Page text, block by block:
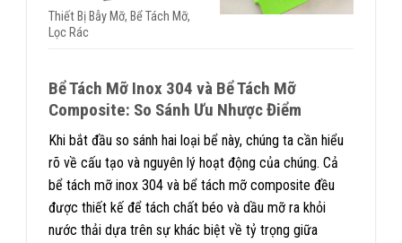
Thiết Bị Bẫy Mỡ, Bể Tách Mỡ,
Lọc Rác
Bể Tách Mỡ Inox 304 và Bể Tách Mỡ
Composite: So Sánh Ưu Nhược Điểm
Khi bắt đầu so sánh hai loại bể này, chúng ta cần hiểu
rõ về cấu tạo và nguyên lý hoạt động của chúng. Cả
bể tách mỡ inox 304 và bể tách mỡ composite đều
được thiết kế để tách chất béo và dầu mỡ ra khỏi
nước thải dựa trên sự khác biệt về tỷ trọng giữa